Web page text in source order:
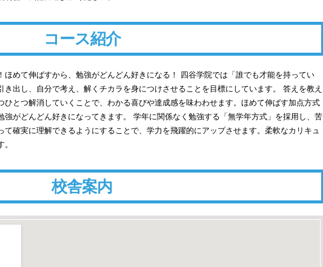
コース紹介
めて伸ばすから、勉強がどんどん好きになる！ 四谷学院では「誰でも才能を持ってい
出し、自分で考え、解くチカラを身につけさせることを目標にしています。 答えを教え
とつ解消していくことで、わかる喜びや達成感を味わわせます。ほめて伸ばす加点方式
がどんどん好きになってきます。 学年に関係なく勉強する「無学年方式」を採用し、苦
確実に理解できるようにすることで、学力を飛躍的にアップさせます。柔軟なカリキュ
校舎案内